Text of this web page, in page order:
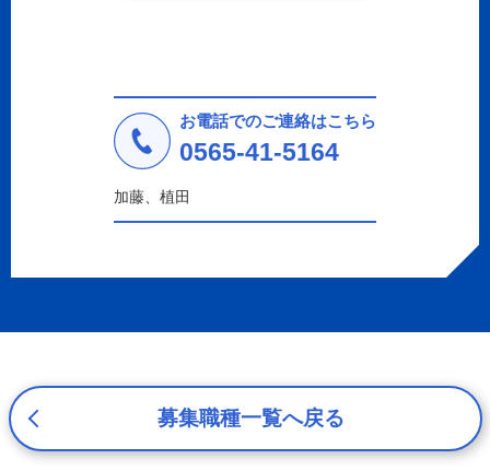
a.応募者等からのお問い合わせに対応・管理するため
b.本ウェブサイトにおけるサービスの提供・運用のため
c.重要なお知らせなど必要に応じたご連絡のため
d.上記の利用目的に付随する目的
プライバシーを尊重し、収集した個人情報に対し、開示、
間、妥当な範囲内でこれに応じます。
応募者等の個人情報の取得、利用その他一切の取り扱いに
ついて、個人情報の保護に関する法律、その他の関連法
お電話でのご連絡はこちら
0565-41-5164
加藤、植田
募集職種一覧へ戻る